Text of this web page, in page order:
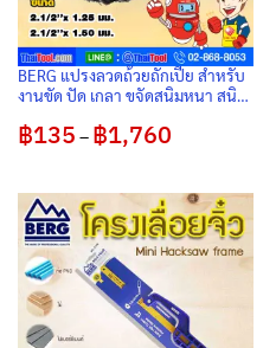
BERG แปรงลวดถ้วยถักเปีย สำหรับ
งานขัด ปัด เกลา ขจัดสนิมหนา สนิม
฿135 – ฿1,760Price
range:
฿1,760